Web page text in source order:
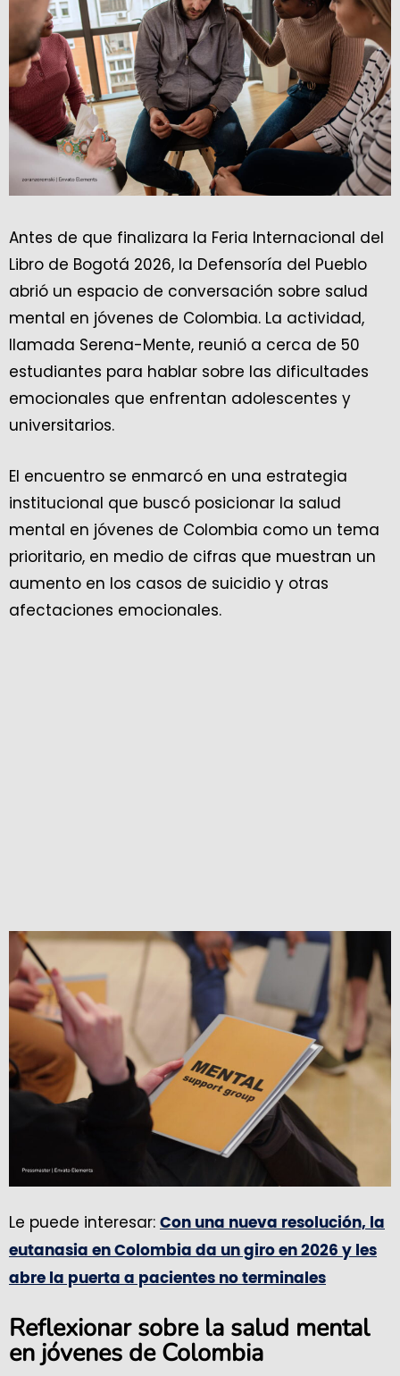
Antes de que finalizara la Feria Internacional del
Libro de Bogotá 2026, la Defensoría del Pueblo
abrió un espacio de conversación sobre salud
mental en jóvenes de Colombia. La actividad,
llamada Serena-Mente, reunió a cerca de 50
estudiantes para hablar sobre las dificultades
emocionales que enfrentan adolescentes y
universitarios.
El encuentro se enmarcó en una estrategia
institucional que buscó posicionar la salud
mental en jóvenes de Colombia como un tema
prioritario, en medio de cifras que muestran un
aumento en los casos de suicidio y otras
afectaciones emocionales.
Le puede interesar: Con una nueva resolución, la
eutanasia en Colombia da un giro en 2026 y les
abre la puerta a pacientes no terminales
Reflexionar sobre la salud mental
en jóvenes de Colombia